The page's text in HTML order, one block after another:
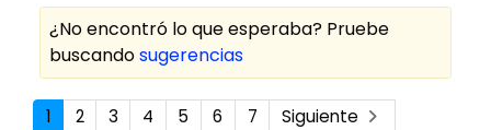
¿No encontró lo que esperaba? Pruebe
buscandosugerencias
Ordenar
1 2 3 4 5 6 7
Siguiente